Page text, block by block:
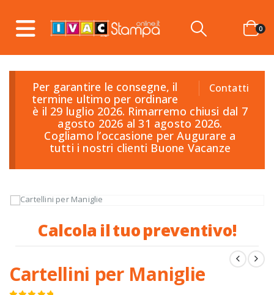
0
Contatti
Per garantire le consegne, il
termine ultimo per ordinare
è il 29 luglio 2026. Rimarremo chiusi dal 7
agosto 2026 al 31 agosto 2026.
Cogliamo l’occasione per Augurare a
tutti i nostri clienti Buone Vacanze
Calcola iltuopreventivo!
Cartellini per Maniglie